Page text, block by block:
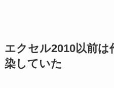
エクセル2010以前
染していた